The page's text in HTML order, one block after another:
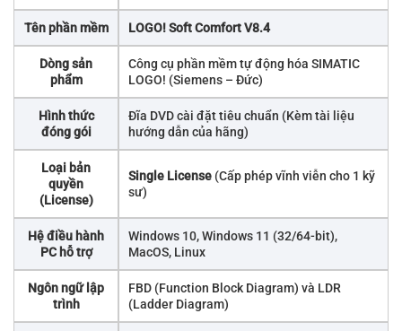
Tên phần mềm LOGO! Soft Comfort V8.4
Dòng sản
phẩm
Công cụ phần mềm tự động hóa SIMATIC
LOGO! (Siemens – Đức)
Hình thức
đóng gói
Đĩa DVD cài đặt tiêu chuẩn (Kèm tài liệu
hướng dẫn của hãng)
Loại bản
quyền
(License)
Single License (Cấp phép vĩnh viễn cho 1 kỹ
sư)
Hệ điều hành
PC hỗ trợ
Windows 10, Windows 11 (32/64-bit),
MacOS, Linux
Ngôn ngữ lập
trình
FBD (Function Block Diagram) và LDR
(Ladder Diagram)